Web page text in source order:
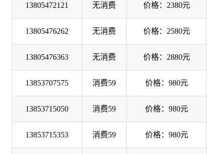
13805472121 无消费 价格：2380元
13805476262 无消费 价格：2580元
13805476363 无消费 价格：2880元
13853707575 消费59 价格：980元
13853715050 消费59 价格：980元
13853715353 消费59 价格：980元